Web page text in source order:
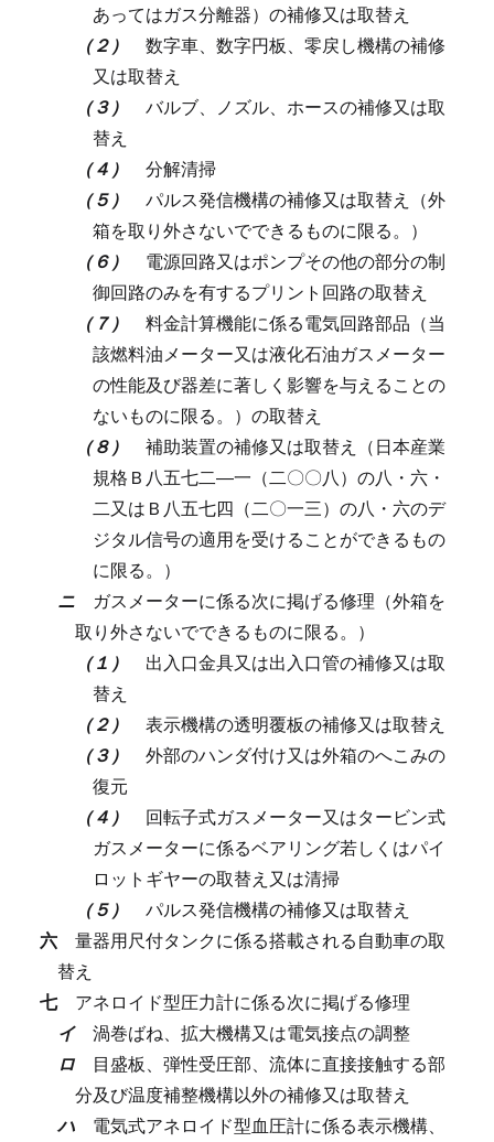
あってはガス分離器）の補修又は取替え
（２） 数字車、数字円板、零戻し機構の補修
又は取替え
（３） バルブ、ノズル、ホースの補修又は取
替え
（４） 分解清掃
（５） パルス発信機構の補修又は取替え（外
箱を取り外さないでできるものに限る。）
（６） 電源回路又はポンプその他の部分の制
御回路のみを有するプリント回路の取替え
（７） 料金計算機能に係る電気回路部品（当
該燃料油メーター又は液化石油ガスメーター
の性能及び器差に著しく影響を与えることの
ないものに限る。）の取替え
（８） 補助装置の補修又は取替え（日本産業
規格Ｂ八五七二―一（二〇〇八）の八・六・
二又はＢ八五七四（二〇一三）の八・六のデ
ジタル信号の適用を受けることができるもの
に限る。）
ニ ガスメーターに係る次に掲げる修理（外箱を
取り外さないでできるものに限る。）
（１） 出入口金具又は出入口管の補修又は取
替え
（２） 表示機構の透明覆板の補修又は取替え
（３） 外部のハンダ付け又は外箱のへこみの
復元
（４） 回転子式ガスメーター又はタービン式
ガスメーターに係るベアリング若しくはパイ
ロットギヤーの取替え又は清掃
（５） パルス発信機構の補修又は取替え
六 量器用尺付タンクに係る搭載される自動車の取
替え
七 アネロイド型圧力計に係る次に掲げる修理
イ 渦巻ばね、拡大機構又は電気接点の調整
ロ 目盛板、弾性受圧部、流体に直接接触する部
分及び温度補整機構以外の補修又は取替え
ハ 電気式アネロイド型血圧計に係る表示機構、